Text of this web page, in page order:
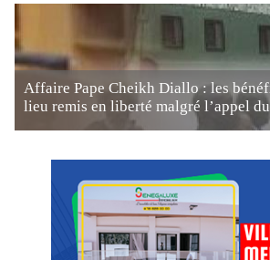
Affaire Pape Cheikh Diallo : les
lieu remis en liberté malgré l’appel